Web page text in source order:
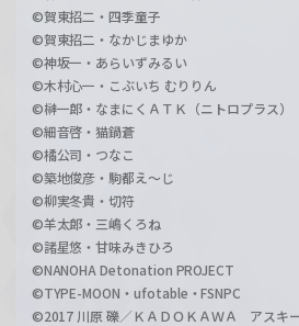
©賀東招二・四季童子
©賀東招二・なかじまゆか
©神坂一・あらいずみるい
©木村心一・こぶいち むりりん
©榊一郎・なまにくＡＴＫ（ニトロプラス）
©細音啓・猫鍋蒼
©橘公司・つなこ
©築地俊彦・駒都え～じ
©柳実冬貴・切符
©羊太郎・三嶋くろね
©諸星悠・甘味みきひろ
©NANOHA Detonation PROJECT
©TYPE-MOON・ufotable・FSNPC
©2017 川原 礫／ＫＡＤＯＫＡＷＡ アスキ